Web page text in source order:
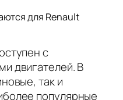
для Renault
с
двигателей. В
так и
популярные